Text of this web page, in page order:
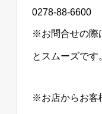
0278-88-6600
※お問合せの際
とスムーズです
※お店からお客